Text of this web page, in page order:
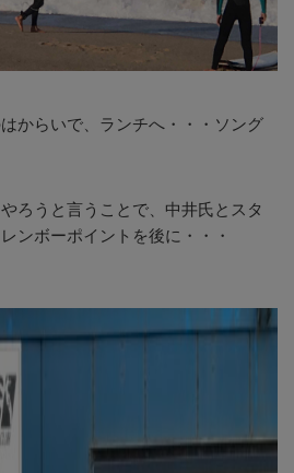
からいで、ランチへ・・・ソング
ろうと言うことで、中井氏とスタ
ンボーポイントを後に・・・